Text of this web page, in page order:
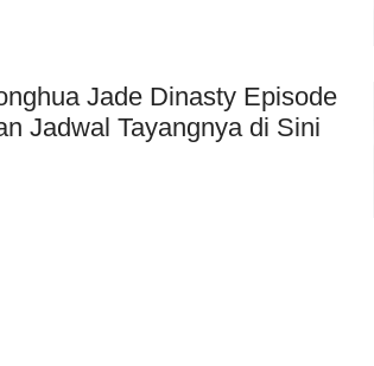
Jade Dinasty Episode
Jadwal Tayangnya di Sini